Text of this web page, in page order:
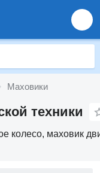
Маховики
техники
колесо, маховик